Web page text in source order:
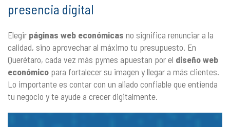
presencia digital
Elegir páginas web económicas no significa renunciar a la
calidad, sino aprovechar al máximo tu presupuesto. En
Querétaro, cada vez más pymes apuestan por el diseño web
económico para fortalecer su imagen y llegar a más clientes.
Lo importante es contar con un aliado confiable que entienda
tu negocio y te ayude a crecer digitalmente.